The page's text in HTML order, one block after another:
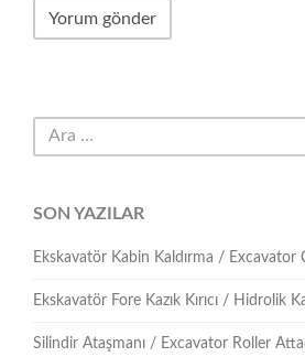
SON YAZILAR
Ekskavatör Kabin Kaldırma / Excavator
Ekskavatör Fore Kazık Kırıcı / Hidrolik
Silindir Ataşmanı / Excavator Roller